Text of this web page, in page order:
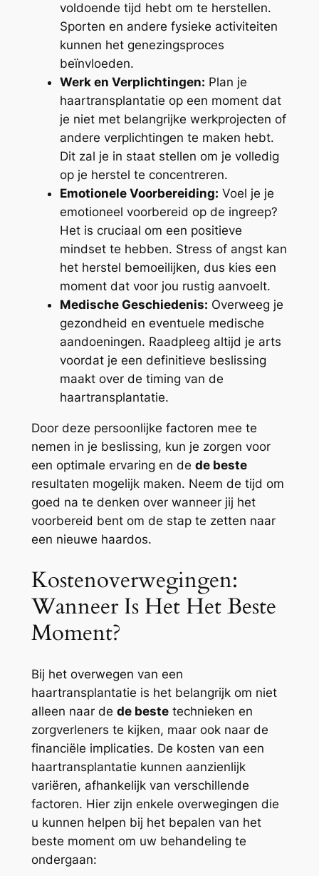
voldoende tijd hebt om te herstellen.
Sporten en andere fysieke activiteiten
kunnen het genezingsproces
beïnvloeden.
Werk en Verplichtingen: Plan je
haartransplantatie op een moment dat
je niet met belangrijke werkprojecten of
andere verplichtingen te maken hebt.
Dit zal je in staat stellen om je volledig
op je herstel te concentreren.
Emotionele Voorbereiding: Voel je je
emotioneel voorbereid op de ingreep?
Het is cruciaal om een positieve
mindset te hebben. Stress of angst kan
het herstel bemoeilijken, dus kies een
moment dat voor jou rustig aanvoelt.
Medische Geschiedenis: Overweeg je
gezondheid en eventuele medische
aandoeningen. Raadpleeg altijd je arts
voordat je een definitieve beslissing
maakt over de timing van de
haartransplantatie.
Door deze persoonlijke factoren mee te
nemen in je beslissing, kun je zorgen voor
een optimale ervaring en de de beste
resultaten mogelijk maken. Neem de tijd om
goed na te denken over wanneer jij het
voorbereid bent om de stap te zetten naar
een nieuwe haardos.
Kostenoverwegingen:
Wanneer Is Het Het Beste
Moment?
Bij het overwegen van een
haartransplantatie is het belangrijk om niet
alleen naar de de bestetechnieken en
zorgverleners te kijken, maar ook naar de
financiële implicaties. De kosten van een
haartransplantatie kunnen aanzienlijk
variëren, afhankelijk van verschillende
factoren. Hier zijn enkele overwegingen die
u kunnen helpen bij het bepalen van het
beste moment om uw behandeling te
ondergaan: